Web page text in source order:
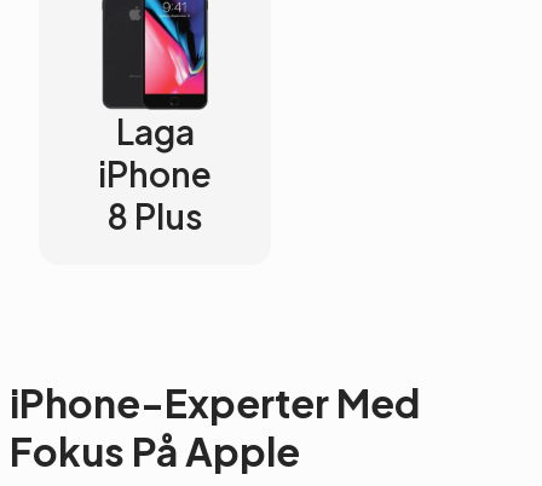
Laga
iPhone
8 Plus
iPhone-Experter Med
Fokus På Apple